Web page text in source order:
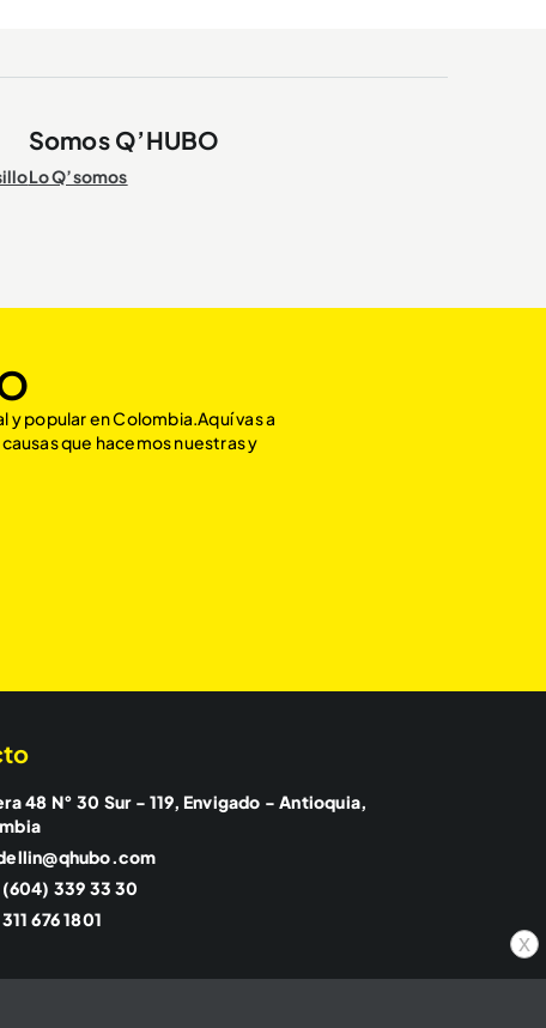
x
Somos Q’HUBO
Lo Q’somos
y popular en Colombia.Aquí vas a
que hacemos nuestras y
48 N° 30 Sur - 119, Envigado - Antioquia,
339 33 30
676 1801